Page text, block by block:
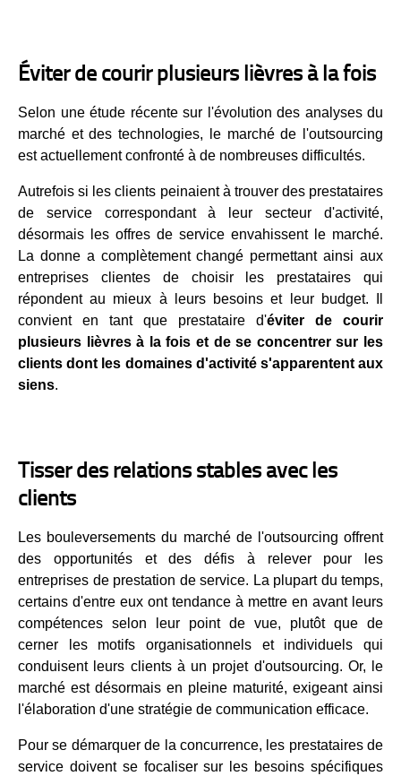
Éviter de courir plusieurs lièvres à la fois
Selon une étude récente sur l'évolution des analyses du
marché et des technologies, le marché de l'outsourcing
est actuellement confronté à de nombreuses difficultés.
Autrefois si les clients peinaient à trouver des prestataires
de service correspondant à leur secteur d'activité,
désormais les offres de service envahissent le marché.
La donne a complètement changé permettant ainsi aux
entreprises clientes de choisir les prestataires qui
répondent au mieux à leurs besoins et leur budget. Il
convient en tant que prestataire d'éviter de courir
plusieurs lièvres à la fois et de se concentrer sur les
clients dont les domaines d'activité s'apparentent aux
siens.
Tisser des relations stables avec les
clients
Les bouleversements du marché de l'outsourcing offrent
des opportunités et des défis à relever pour les
entreprises de prestation de service. La plupart du temps,
certains d'entre eux ont tendance à mettre en avant leurs
compétences selon leur point de vue, plutôt que de
cerner les motifs organisationnels et individuels qui
conduisent leurs clients à un projet d'outsourcing. Or, le
marché est désormais en pleine maturité, exigeant ainsi
l'élaboration d'une stratégie de communication efficace.
Pour se démarquer de la concurrence, les prestataires de
service doivent se focaliser sur les besoins spécifiques